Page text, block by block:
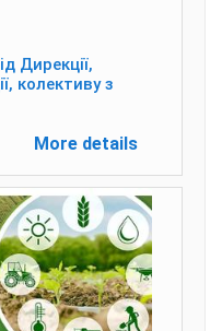
Дирекції,
колективу з
More details